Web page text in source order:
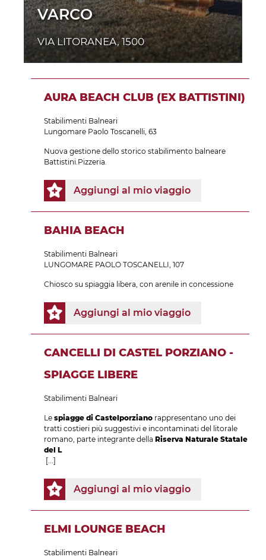
VARCO
VIA LITORANEA, 1500
AURA BEACH CLUB (EX BATTISTINI)
Stabilimenti Balneari
Lungomare Paolo Toscanelli, 63
Nuova gestione dello storico stabilimento balneare
Battistini.Pizzeria.
Aggiungi al mio viaggio
BAHIA BEACH
Stabilimenti Balneari
LUNGOMARE PAOLO TOSCANELLI, 107
Chiosco su spiaggia libera, con arenile in concessione
Aggiungi al mio viaggio
CANCELLI DI CASTEL PORZIANO -
SPIAGGE LIBERE
Stabilimenti Balneari
Le spiagge di Castelporziano rappresentano uno dei
tratti costieri più suggestivi e incontaminati del litorale
romano, parte integrante della Riserva Naturale Statale
del L
[...]
Aggiungi al mio viaggio
ELMI LOUNGE BEACH
Stabilimenti Balneari